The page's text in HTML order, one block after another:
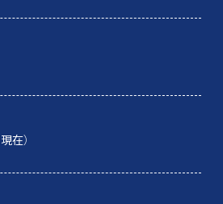
在）